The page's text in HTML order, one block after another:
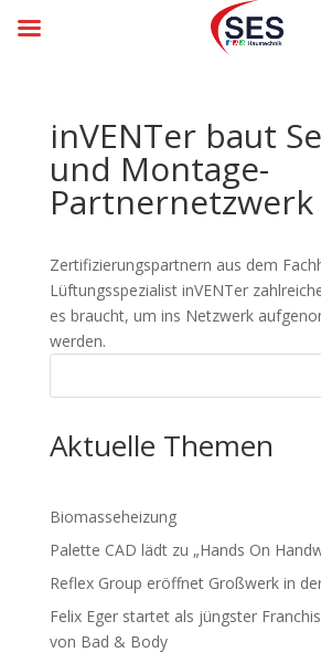
inVENTer baut
und Montage-
Partnernetzwerk
Zertifizierungspartnern aus dem
Lüftungsspezialist inVENTer
es braucht, um ins Netzwerk
werden.
Aktuelle Themen
Biomasseheizung
Palette CAD lädt zu „Hands On
Reflex Group er­öff­net Groß­werk in
Felix Eger startet als jüngster
von Bad & Body